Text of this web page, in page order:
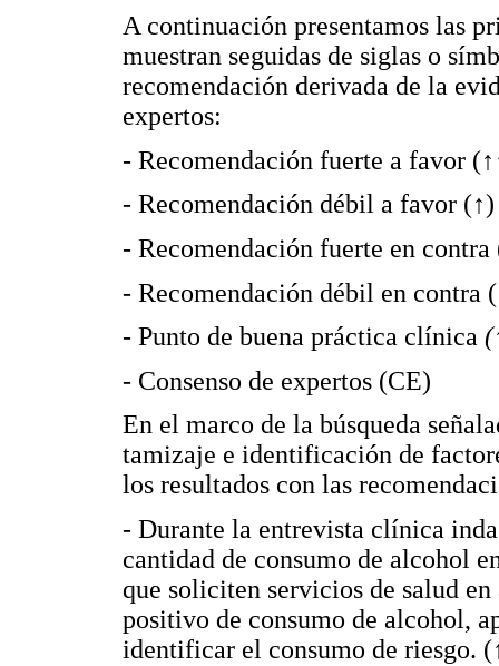
A continuación presentamos las
muestran seguidas de siglas o
recomendación derivada de la
expertos:
- Recomendación fuerte a favor (
- Recomendación débil a favor (↑)
- Recomendación fuerte en contra
- Recomendación débil en contra (
- Punto de buena práctica clínica (
- Consenso de expertos (CE)
En el marco de la búsqueda
tamizaje e identificación de
los resultados con las
- Durante la entrevista clínica
cantidad de consumo de alcohol
que soliciten servicios de salud
positivo de consumo de alcohol,
identificar el consumo de riesgo. (